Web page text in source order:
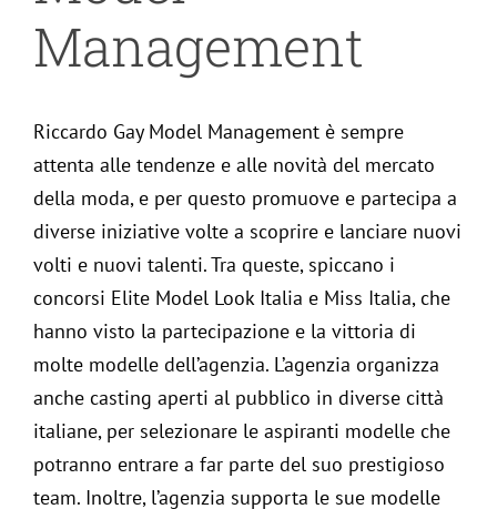
Management
Riccardo Gay Model Management è sempre
attenta alle tendenze e alle novità del mercato
della moda, e per questo promuove e partecipa a
diverse iniziative volte a scoprire e lanciare nuovi
volti e nuovi talenti. Tra queste, spiccano i
concorsi Elite Model Look Italia e Miss Italia, che
hanno visto la partecipazione e la vittoria di
molte modelle dell’agenzia. L’agenzia organizza
anche casting aperti al pubblico in diverse città
italiane, per selezionare le aspiranti modelle che
potranno entrare a far parte del suo prestigioso
team. Inoltre, l’agenzia supporta le sue modelle